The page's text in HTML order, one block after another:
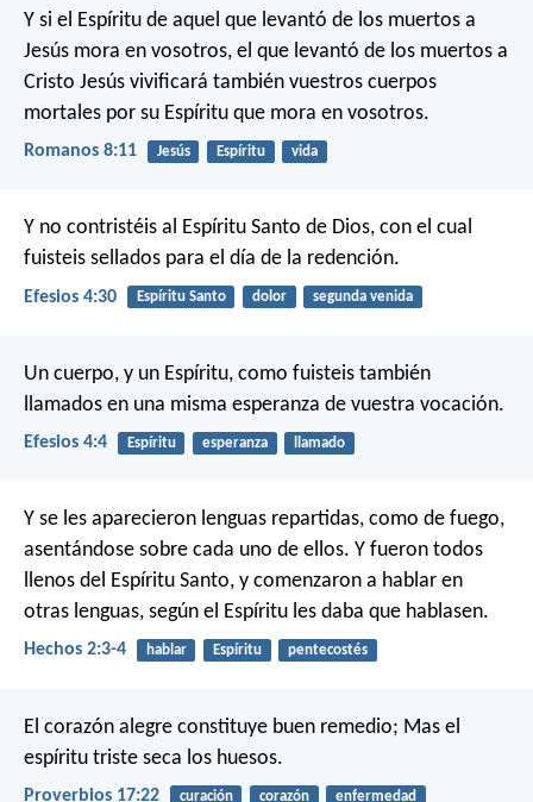
Y si el Espíritu de aquel que levantó de los muertos a
Jesús mora en vosotros, el que levantó de los muertos a
Cristo Jesús vivificará también vuestros cuerpos
mortales por su Espíritu que mora en vosotros.
Romanos 8:11 Jesús Espíritu vida
Y no contristéis al Espíritu Santo de Dios, con el cual
fuisteis sellados para el día de la redención.
Efesios 4:30 Espíritu Santo dolor segunda venida
Un cuerpo, y un Espíritu, como fuisteis también
llamados en una misma esperanza de vuestra vocación.
Efesios 4:4 Espíritu esperanza llamado
Y se les aparecieron lenguas repartidas, como de fuego,
asentándose sobre cada uno de ellos. Y fueron todos
llenos del Espíritu Santo, y comenzaron a hablar en
otras lenguas, según el Espíritu les daba que hablasen.
Hechos 2:3-4 hablar Espíritu pentecostés
El corazón alegre constituye buen remedio; Mas el
espíritu triste seca los huesos.
Proverbios 17:22 curación corazón enfermedad